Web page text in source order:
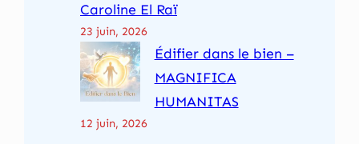
Caroline El Raï
23 juin, 2026
Édifier dans le bien –
MAGNIFICA
HUMANITAS
12 juin, 2026